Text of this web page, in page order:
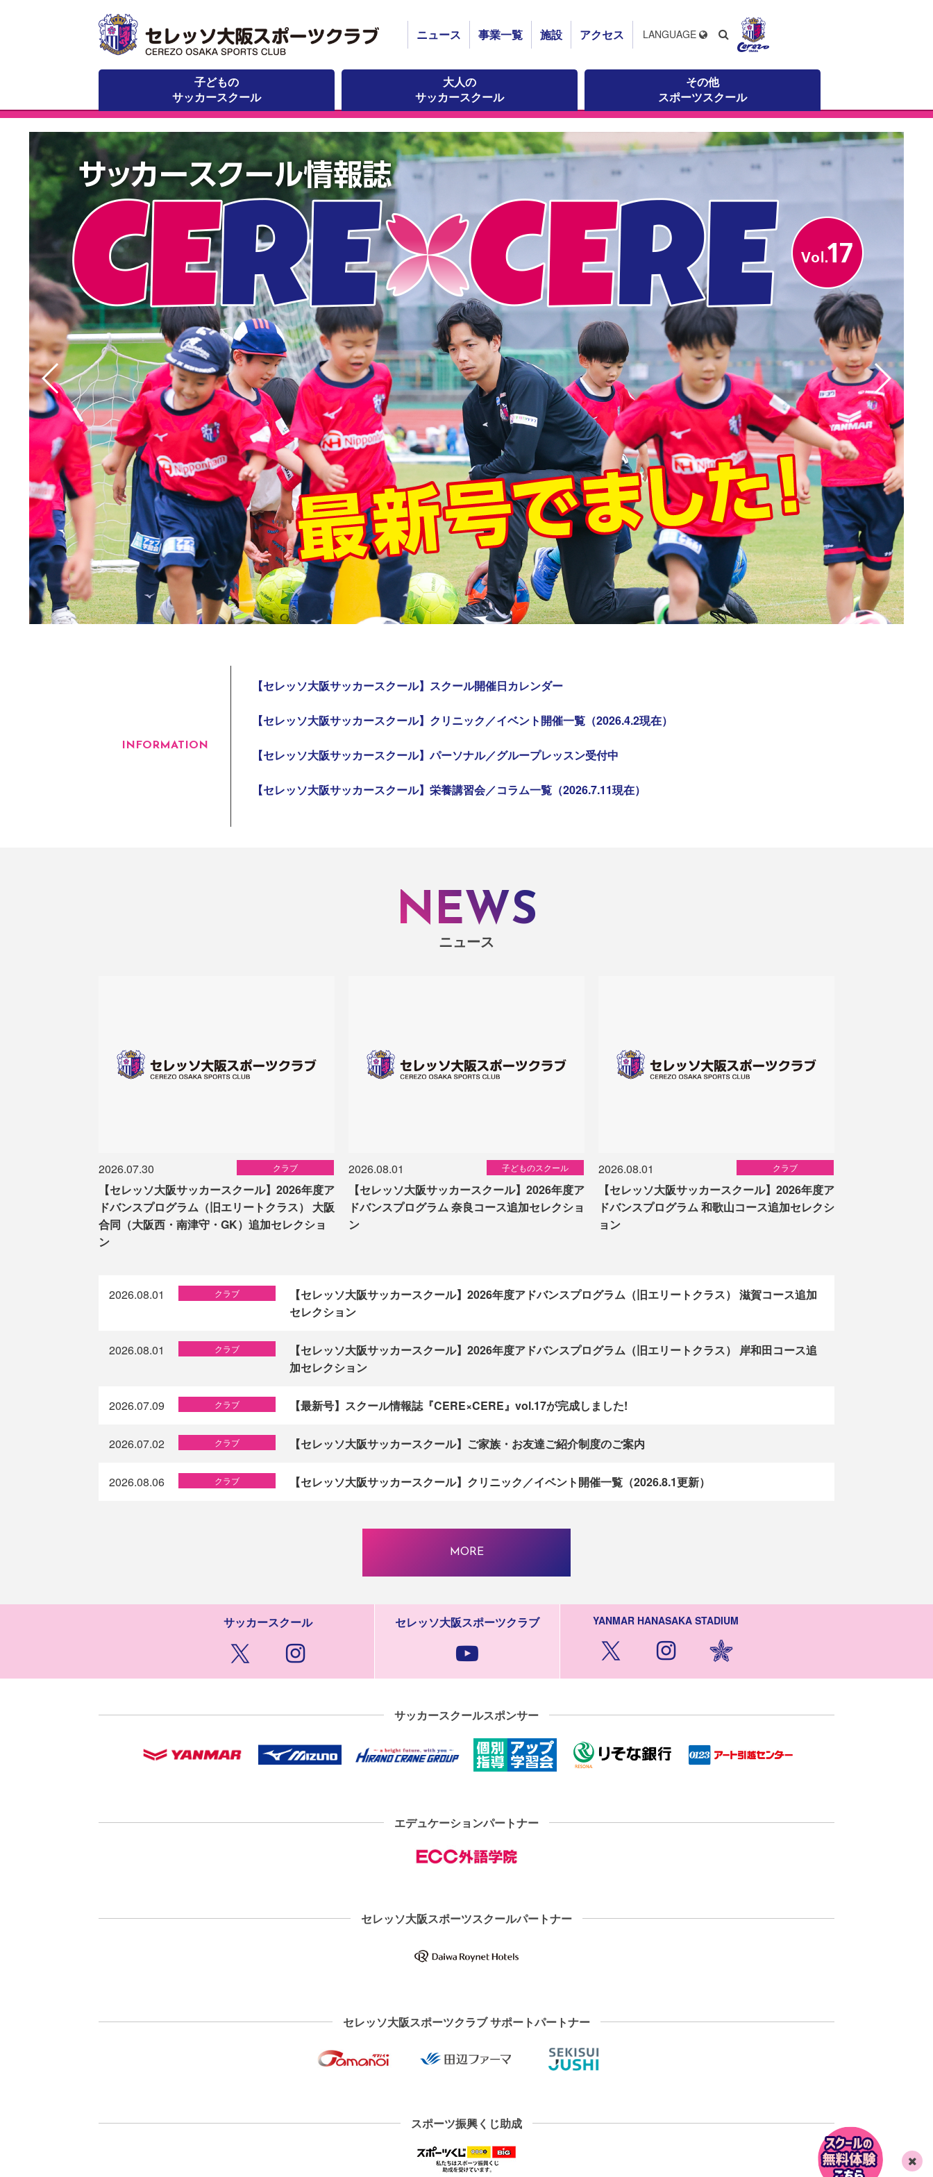
ニュース 事業一覧 施設 アクセス
子どもの
サッカースクール
大人の
サッカースクール
その他
スポーツスクール
LANGUAGE
INFORMATION
【セレッソ大阪サッカースクール】スクール開催日カレンダー
【セレッソ大阪サッカースクール】クリニック／イベント開催一覧（2026.4.2現在）
【セレッソ大阪サッカースクール】パーソナル／グループレッスン受付中
【セレッソ大阪サッカースクール】栄養講習会／コラム一覧（2026.7.11現在）
NEWS
ニュース
2026.07.30 クラブ
【セレッソ大阪サッカースクール】2026年度ア
ドバンスプログラム（旧エリートクラス） 大阪
合同（大阪西・南津守・GK）追加セレクショ
ン
2026.08.01 子どものスクール
【セレッソ大阪サッカースクール】2026年度ア
ドバンスプログラム 奈良コース追加セレクショ
ン
2026.08.01 クラブ
【セレッソ大阪サッカースクール】2026年度ア
ドバンスプログラム 和歌山コース追加セレクシ
ョン
2026.08.01 クラブ
【セレッソ大阪サッカースクール】2026年度アドバンスプログラム（旧エリートクラス） 滋賀コース追加
セレクション
2026.08.01 クラブ
【セレッソ大阪サッカースクール】2026年度アドバンスプログラム（旧エリートクラス） 岸和田コース追
加セレクション
2026.07.09 クラブ 【最新号】スクール情報誌『CERE×CERE』vol.17が完成しました!
2026.07.02 クラブ 【セレッソ大阪サッカースクール】ご家族・お友達ご紹介制度のご案内
2026.08.06 クラブ 【セレッソ大阪サッカースクール】クリニック／イベント開催一覧（2026.8.1更新）
MORE
サッカースクール セレッソ大阪スポーツクラブ YANMAR HANASAKA STADIUM
サッカースクールスポンサー
エデュケーションパートナー
セレッソ大阪スポーツスクールパートナー
セレッソ大阪スポーツクラブ サポートパートナー
スポーツ振興くじ助成